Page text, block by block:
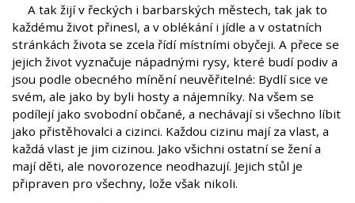
A tak žijí v řeckých i barbarských městech, tak jak to
každému život přinesl, a v oblékání i jídle a v ostatních
stránkách života se zcela řídí místními obyčeji. A přece se
jejich život vyznačuje nápadnými rysy, které budí podiv a
jsou podle obecného mínění neuvěřitelné: Bydlí sice ve
svém, ale jako by byli hosty a nájemníky. Na všem se
podílejí jako svobodní občané, a nechávají si všechno líbit
jako přistěhovalci a cizinci. Každou cizinu mají za vlast, a
každá vlast je jim cizinou. Jako všichni ostatní se žení a
mají děti, ale novorozence neodhazují. Jejich stůl je
připraven pro všechny, lože však nikoli.